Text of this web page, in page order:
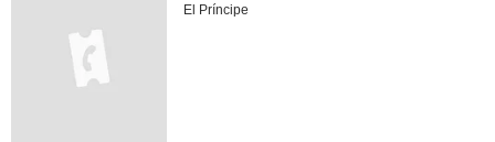
El Príncipe